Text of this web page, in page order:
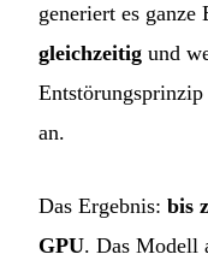
generiert es ganze
gleichzeitig und
an.
Das Ergebnis: bis
GPU. Das Modell